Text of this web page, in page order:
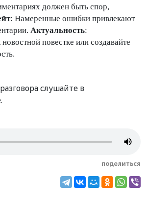
должен быть спор,
: Намеренные ошибки привлекают
Актуальность:
повестке или создавайте
слушайте в
поделиться